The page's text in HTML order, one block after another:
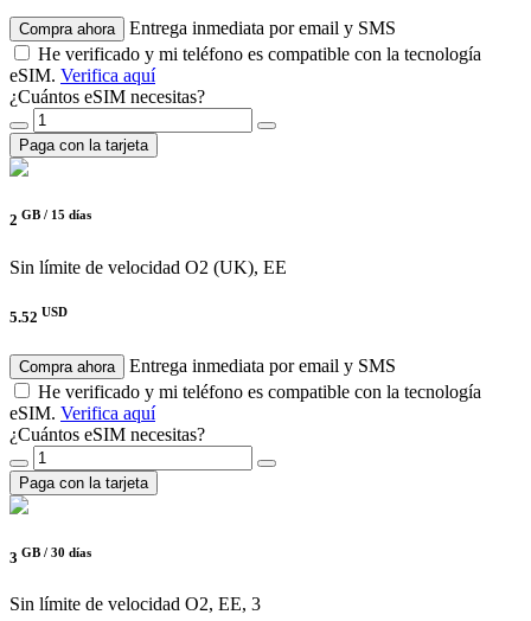
Compra ahora
Entrega inmediata por email y SMS
He verificado y mi teléfono es compatible con la tecnología
eSIM. Verifica aquí
¿Cuántos eSIM necesitas?
Paga con la tarjeta
2 GB / 15 días
Sin límite de velocidad O2 (UK), EE
5.52 USD
Compra ahora
Entrega inmediata por email y SMS
He verificado y mi teléfono es compatible con la tecnología
eSIM. Verifica aquí
¿Cuántos eSIM necesitas?
Paga con la tarjeta
3 GB / 30 días
Sin límite de velocidad O2, EE, 3